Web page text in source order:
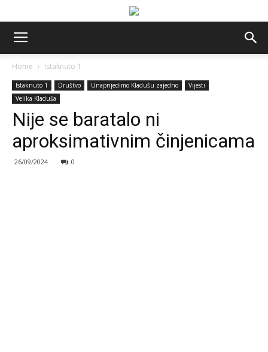
Home Istaknuto 1
Istaknuto 1 Društvo Unaprijedimo Kladušu zajedno
Vijesti
Velika Kladuša
Nije se baratalo ni
aproksimativnim činjenicama
26/09/2024 0